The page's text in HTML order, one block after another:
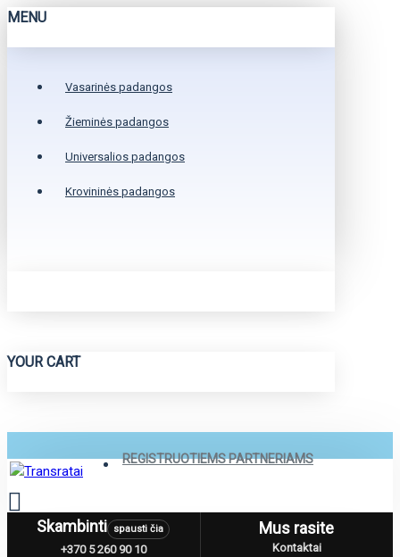
MENU
Vasarinės padangos
Žieminės padangos
Universalios padangos
Krovininės padangos
YOUR CART
REGISTRUOTIEMS PARTNERIAMS
MenuSkambinti spausti čia
+370 5 260 90 10
Mus rasite
Kontaktai